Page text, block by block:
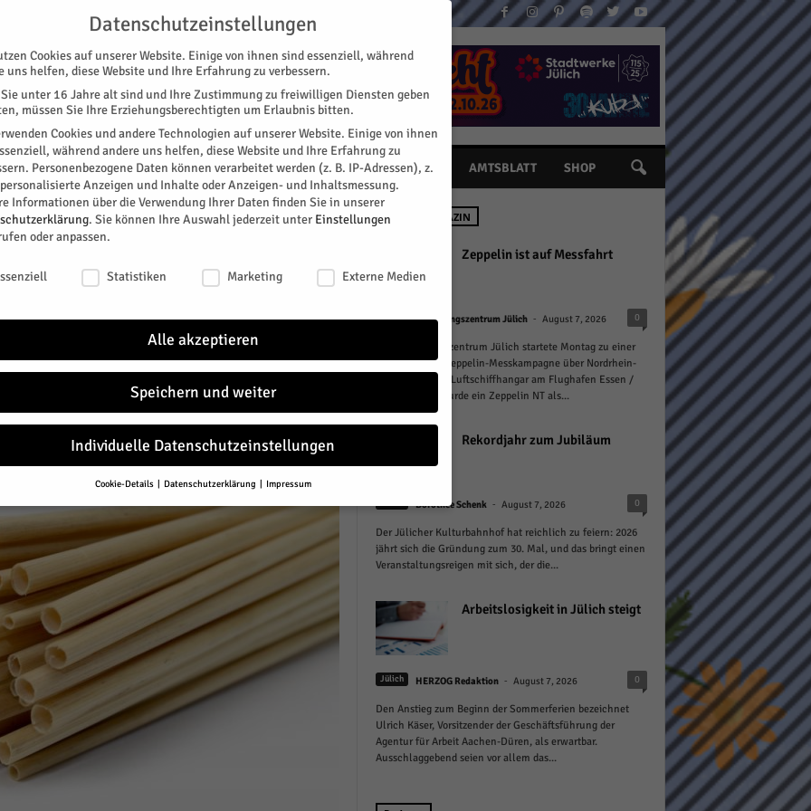
KONTAKT IMPRESSUM
SPEZIAL E-PAPER KINO GALERIE TERMINE AMTSBLATT SHOP
Robert S.
Robert S.
NEU IM MAGAZIN
Zeppelin ist auf Messfahrt
Jülich Forschungszentrum Jülich - August 7, 2026 0
Das Forschungszentrum Jülich startete Montag zu einer
zweiwöchigen Zeppelin-Messkampagne über Nordrhein-
Westfalen. Vom Luftschiffhangar am Flughafen Essen /
Mülheim aus wurde ein Zeppelin NT als...
Rekordjahr zum Jubiläum
Dorothée Schenk - August 7, 2026 0
Der Jülicher Kulturbahnhof hat reichlich zu feiern: 2026
jährt sich die Gründung zum 30. Mal, und das bringt einen
Veranstaltungsreigen mit sich, der die...
Arbeitslosigkeit in Jülich steigt
Jülich HERZOG Redaktion - August 7, 2026 0
Den Anstieg zum Beginn der Sommerferien bezeichnet
Ulrich Käser, Vorsitzender der Geschäftsführung der
Agentur für Arbeit Aachen-Düren, als erwartbar.
Ausschlaggebend seien vor allem das...
Datenschutzeinstellungen
Cookies auf unserer Website. Einige von ihnen sind essenziell, während
uns helfen, diese Website und Ihre Erfahrung zu verbessern.
unter 16 Jahre alt sind und Ihre Zustimmung zu freiwilligen Diensten geben
müssen Sie Ihre Erziehungsberechtigten um Erlaubnis bitten.
Cookies und andere Technologien auf unserer Website. Einige von ihnen
während andere uns helfen, diese Website und Ihre Erfahrung zu
Personenbezogene Daten können verarbeitet werden (z. B. IP-Adressen), z.
Anzeigen und Inhalte oder Anzeigen- und Inhaltsmessung.
Informationen über die Verwendung Ihrer Daten finden Sie in unserer
. Sie können Ihre Auswahl jederzeit unter Einstellungen
oder anpassen.
Statistiken Marketing Externe Medien
Alle akzeptieren
Speichern und weiter
Individuelle Datenschutzeinstellungen
Cookie-Details Datenschutzerklärung Impressum
Datenschutzeinstellungen
unter 16 Jahre alt sind und Ihre Zustimmung zu freiwilligen Diensten geben
müssen Sie Ihre Erziehungsberechtigten um Erlaubnis bitten.
Cookies und andere Technologien auf unserer Website. Einige von ihnen
während andere uns helfen, diese Website und Ihre Erfahrung zu
Personenbezogene Daten können verarbeitet werden (z. B. IP-Adressen), z.
Anzeigen und Inhalte oder Anzeigen- und Inhaltsmessung.
Informationen über die Verwendung Ihrer Daten finden Sie in unserer
.
Sie eine Übersicht über alle verwendeten Cookies. Sie können Ihre
zu ganzen Kategorien geben oder sich weitere Informationen anzeigen
und so nur bestimmte Cookies auswählen.
akzeptieren